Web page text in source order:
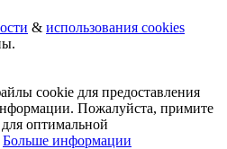
& использования cookies
cookie для предоставления
Пожалуйста, примите
оптимальной
Больше информации